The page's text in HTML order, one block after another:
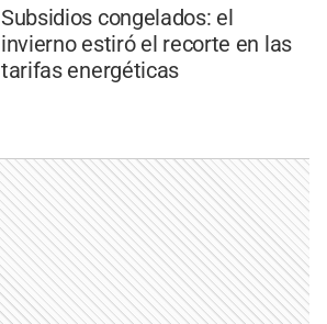
Subsidios congelados: el
invierno estiró el recorte en las
tarifas energéticas